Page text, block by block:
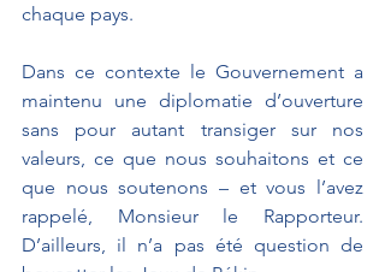
chaque pays.
Dans ce contexte le Gouvernement a
maintenu une diplomatie d’ouverture
sans pour autant transiger sur nos
valeurs, ce que nous souhaitons et ce
que nous soutenons – et vous l’avez
rappelé, Monsieur le Rapporteur.
D’ailleurs, il n’a pas été question de